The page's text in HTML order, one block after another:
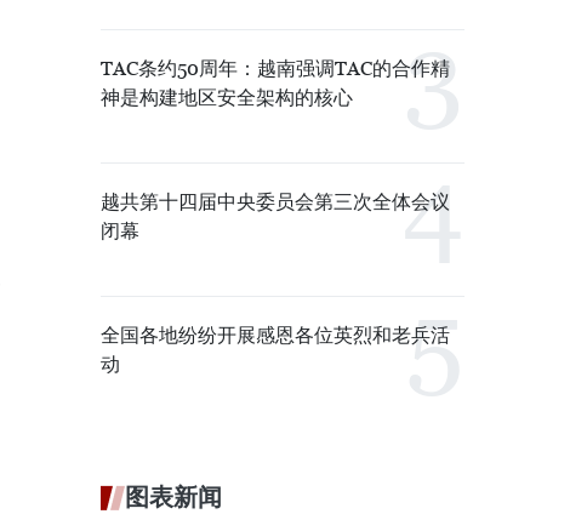
TAC条约50周年：越南强调TAC的合作精
神是构建地区安全架构的核心
越共第十四届中央委员会第三次全体会议
闭幕
全国各地纷纷开展感恩各位英烈和老兵活
动
图表新闻